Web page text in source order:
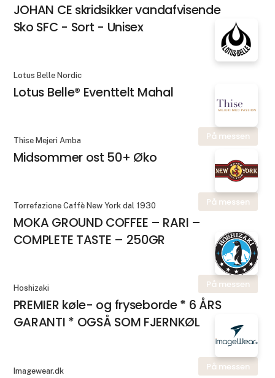
JOHAN CE skridsikker vandafvisende
Sko SFC - Sort - Unisex
Lotus Belle Nordic
Lotus Belle® Eventtelt Mahal
På messen
Thise Mejeri Amba
Midsommer ost 50+ Øko
På messen
Torrefazione Caffè New York dal 1930
MOKA GROUND COFFEE – RARI –
COMPLETE TASTE – 250GR
På messen
Hoshizaki
PREMIER køle- og fryseborde * 6 ÅRS
GARANTI * OGSÅ SOM FJERNKØL
På messen
Imagewear.dk